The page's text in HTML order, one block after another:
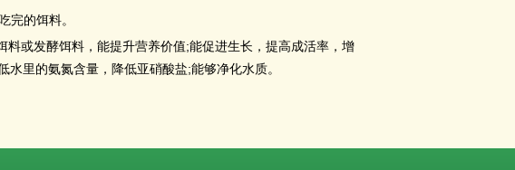
的饵料。
料或发酵饵料，能提升营养价值;能促进生长，提高成活率，增
水里的氨氮含量，降低亚硝酸盐;能够净化水质。